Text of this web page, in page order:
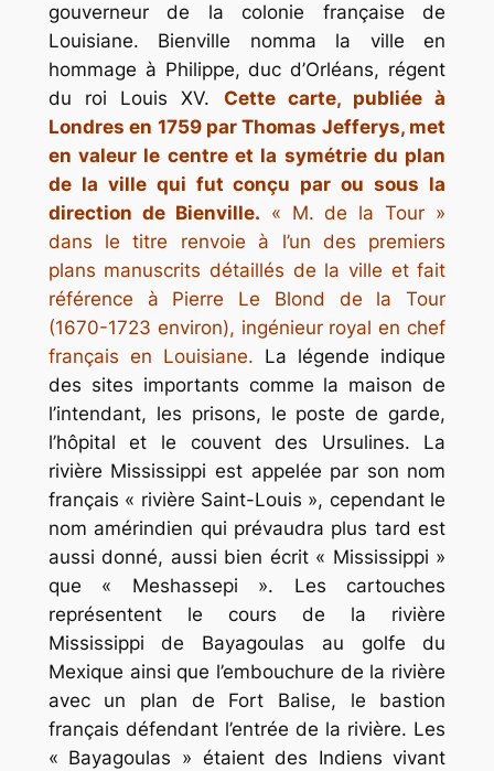
gouverneur de la colonie française de
Louisiane. Bienville nomma la ville en
hommage à Philippe, duc d’Orléans, régent
du roi Louis XV. Cette carte, publiée à
Londres en 1759 par Thomas Jefferys, met
en valeur le centre et la symétrie du plan
de la ville qui fut conçu par ou sous la
direction de Bienville. « M. de la Tour »
dans le titre renvoie à l’un des premiers
plans manuscrits détaillés de la ville et fait
référence à Pierre Le Blond de la Tour
(1670-1723 environ), ingénieur royal en chef
français en Louisiane. La légende indique
des sites importants comme la maison de
l’intendant, les prisons, le poste de garde,
l’hôpital et le couvent des Ursulines. La
rivière Mississippi est appelée par son nom
français « rivière Saint-Louis », cependant le
nom amérindien qui prévaudra plus tard est
aussi donné, aussi bien écrit « Mississippi »
que « Meshassepi ». Les cartouches
représentent le cours de la rivière
Mississippi de Bayagoulas au golfe du
Mexique ainsi que l’embouchure de la rivière
avec un plan de Fort Balise, le bastion
français défendant l’entrée de la rivière. Les
« Bayagoulas » étaient des Indiens vivant